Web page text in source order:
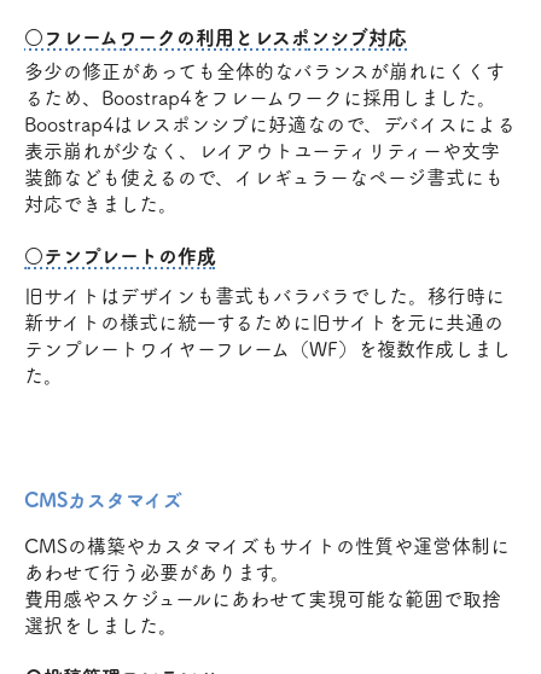
○フレームワークの利用とレスポンシブ対応
多少の修正があっても全体的なバランスが崩れにくくす
るため、Boostrap4をフレームワークに採用しました。
Boostrap4はレスポンシブに好適なので、デバイスによる
表示崩れが少なく、レイアウトユーティリティーや文字
装飾なども使えるので、イレギュラーなページ書式にも
対応できました。
○テンプレートの作成
旧サイトはデザインも書式もバラバラでした。移行時に
新サイトの様式に統一するために旧サイトを元に共通の
テンプレートワイヤーフレーム（WF）を複数作成しまし
た。
CMSカスタマイズ
CMSの構築やカスタマイズもサイトの性質や運営体制に
あわせて行う必要があります。
費用感やスケジュールにあわせて実現可能な範囲で取捨
選択をしました。